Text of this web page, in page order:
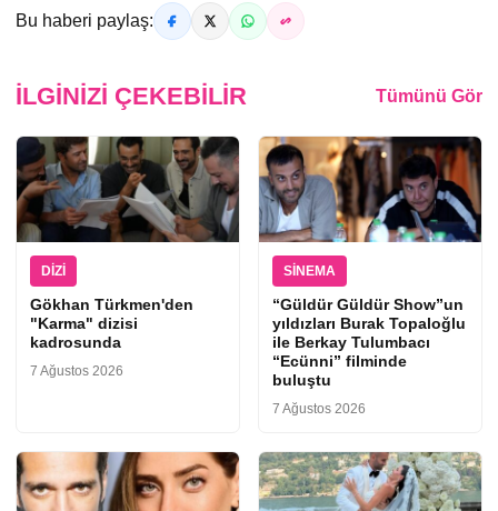
Bu haberi paylaş:
İLGINIZI ÇEKEBILIR Tümünü Gör
DIZI
Gökhan Türkmen'den
"Karma" dizisi
kadrosunda
7 Ağustos 2026
SINEMA
“Güldür Güldür Show”un
yıldızları Burak Topaloğlu
ile Berkay Tulumbacı
“Ecünni” filminde
buluştu
7 Ağustos 2026